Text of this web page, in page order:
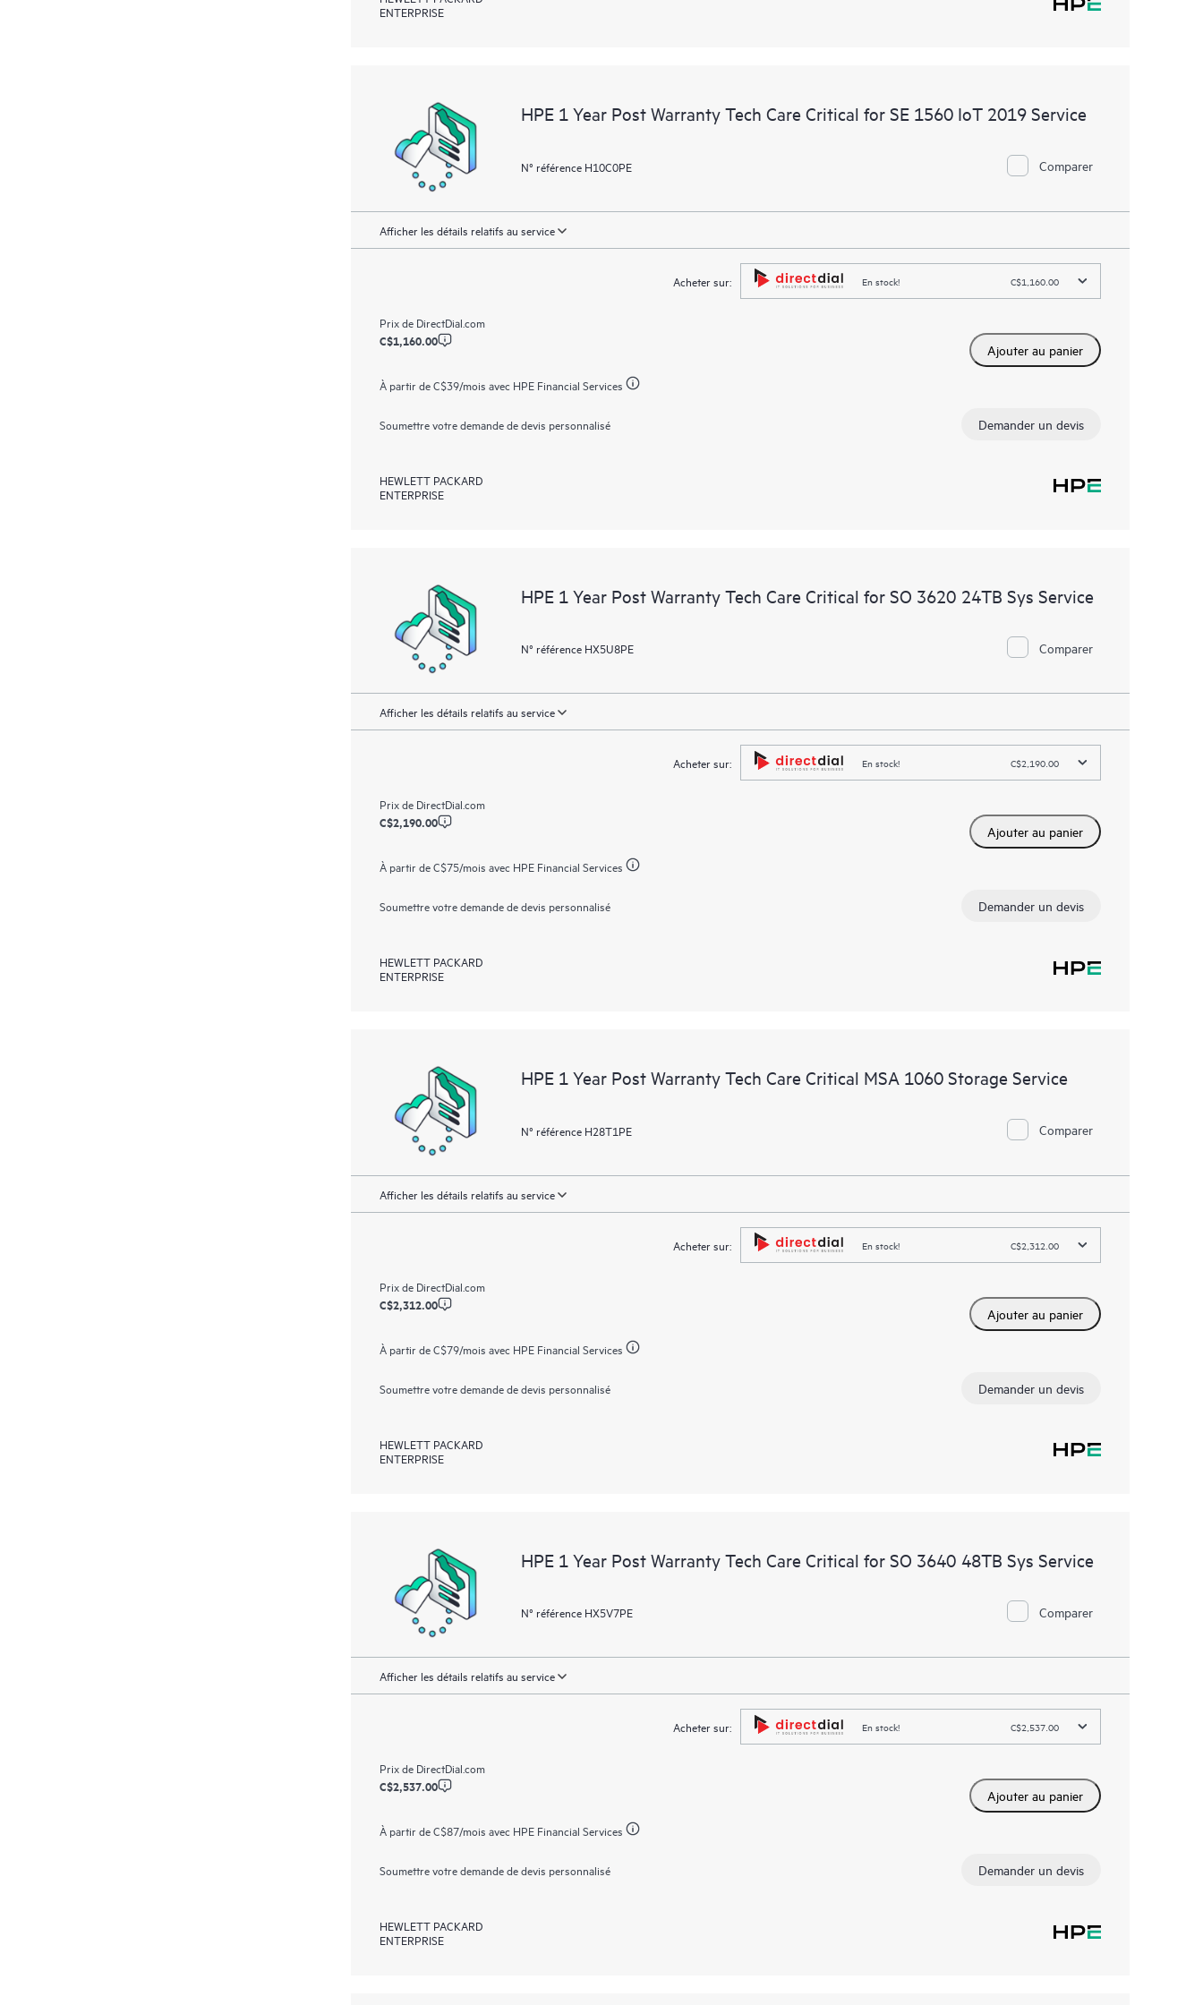
ENTERPRISE
HPE 1 Year Post Warranty Tech Care Critical for SE 1560 IoT 2019 Service
N° référence H10C0PE Comparer
Afficher les détails relatifs au service
Acheter sur: En stock! C$1,160.00
Prix de DirectDial.com
C$1,160.00
À partir deC$39/mois avec HPE Financial Services
Ajouter au panier
Soumettre votre demande de devis personnalisé Demander un devis
HEWLETT PACKARD
ENTERPRISE
HPE 1 Year Post Warranty Tech Care Critical for SO 3620 24TB Sys Service
N° référence HX5U8PE Comparer
Afficher les détails relatifs au service
Acheter sur: En stock! C$2,190.00
Prix de DirectDial.com
C$2,190.00
À partir deC$75/mois avec HPE Financial Services
Ajouter au panier
Soumettre votre demande de devis personnalisé Demander un devis
HEWLETT PACKARD
ENTERPRISE
HPE 1 Year Post Warranty Tech Care Critical MSA 1060 Storage Service
N° référence H28T1PE Comparer
Afficher les détails relatifs au service
Acheter sur: En stock! C$2,312.00
Prix de DirectDial.com
C$2,312.00
À partir deC$79/mois avec HPE Financial Services
Ajouter au panier
Soumettre votre demande de devis personnalisé Demander un devis
HEWLETT PACKARD
ENTERPRISE
HPE 1 Year Post Warranty Tech Care Critical for SO 3640 48TB Sys Service
N° référence HX5V7PE Comparer
Afficher les détails relatifs au service
Acheter sur: En stock! C$2,537.00
Prix de DirectDial.com
C$2,537.00
À partir deC$87/mois avec HPE Financial Services
Ajouter au panier
Soumettre votre demande de devis personnalisé Demander un devis
HEWLETT PACKARD
ENTERPRISE